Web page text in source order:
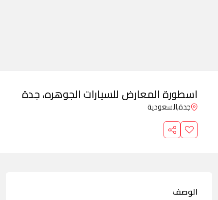
اسطورة المعارض للسيارات الجوهره، جدة
جدة,السعودية
الوصف